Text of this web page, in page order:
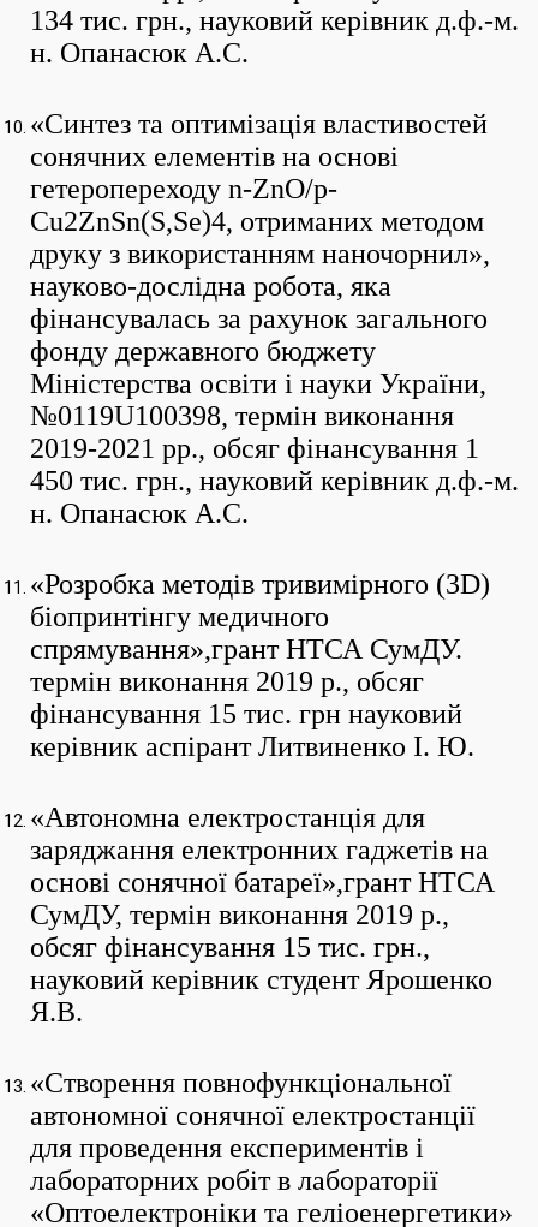
134 тис. грн., науковий керівник д.ф.-м.
н. Опанасюк А.С.
«Синтез та оптимізація властивостей
сонячних елементів на основі
гетеропереходу n-ZnO/p-
Cu2ZnSn(S,Se)4, отриманих методом
друку з використанням наночорнил»,
науково-дослідна робота, яка
фінансувалась за рахунок загального
фонду державного бюджету
Міністерства освіти і науки України,
№0119U100398, термін виконання
2019-2021 рр., обсяг фінансування 1
450 тис. грн., науковий керівник д.ф.-м.
н. Опанасюк А.С.
«Розробка методів тривимірного (3D)
біопринтінгу медичного
спрямування»,грант НТСА СумДУ.
термін виконання 2019 р., обсяг
фінансування 15 тис. грн науковий
керівник аспірант Литвиненко І. Ю.
«Автономна електростанція для
заряджання електронних гаджетів на
основі сонячної батареї»,грант НТСА
СумДУ, термін виконання 2019 р.,
обсяг фінансування 15 тис. грн.,
науковий керівник студент Ярошенко
Я.В.
«Створення повнофункціональної
автономної сонячної електростанції
для проведення експериментів і
лабораторних робіт в лабораторії
«Оптоелектроніки та геліоенергетики»